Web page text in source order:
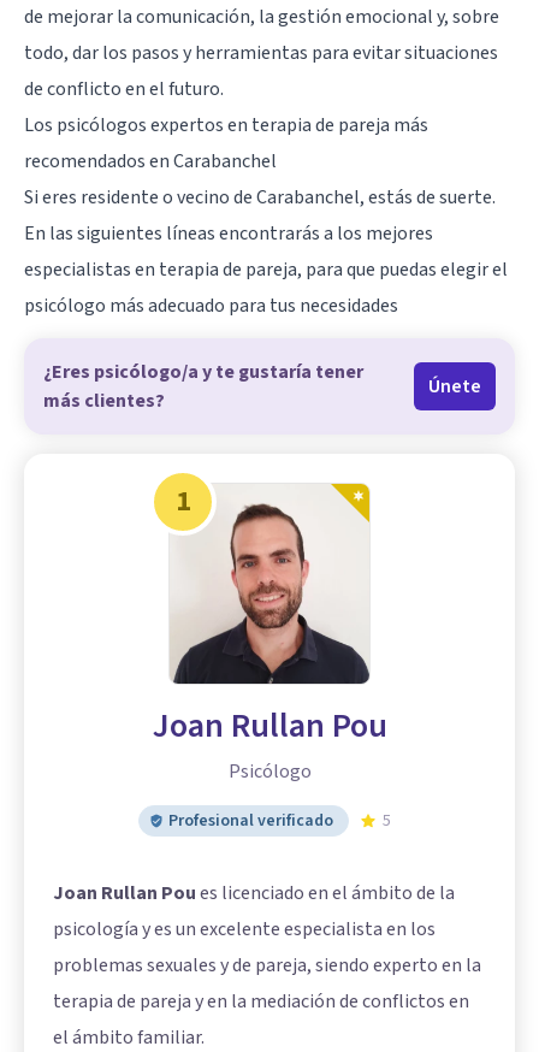
de mejorar la comunicación, la gestión emocional y, sobre
todo, dar los pasos y herramientas para evitar situaciones
de conflicto en el futuro.
Los psicólogos expertos en terapia de pareja más
recomendados en Carabanchel
Si eres residente o vecino deCarabanchel, estás de suerte.
En las siguientes líneas encontrarás a los mejores
especialistas en terapia de pareja, para que puedas elegir el
psicólogo más adecuado para tus necesidades
¿Eres psicólogo/a y te gustaría tener
más clientes?
Únete
1
Joan Rullan Pou
Psicólogo
Profesional verificado 5
Joan Rullan Poues licenciado en el ámbito de la
psicología y es un excelente especialista en los
problemas sexuales y de pareja, siendo experto en la
terapia de pareja y en la mediación de conflictos en
el ámbito familiar.